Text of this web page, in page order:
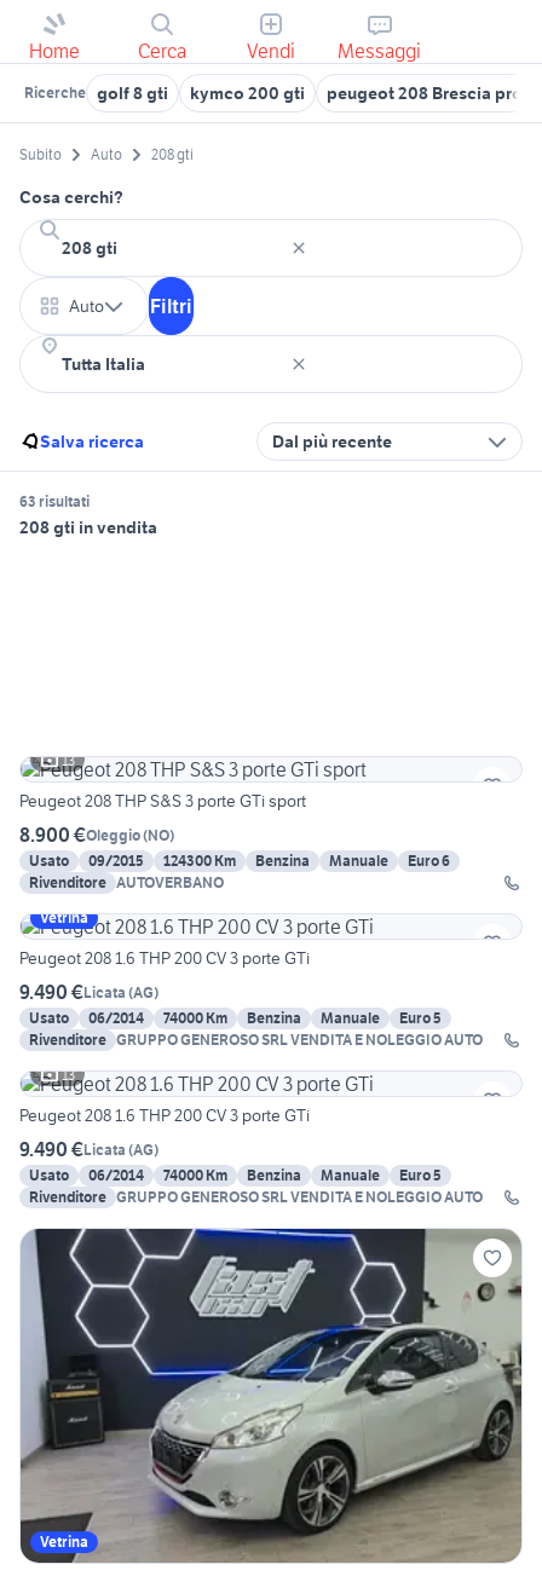
Home Cerca Vendi Messaggi
Ricerche golf 8 gti kymco 200 gti peugeot 208 Brescia
Subito Auto 208 gti
Cosa cerchi?
Auto Filtri
Salva ricerca Dal più recente
63 risultati
208 gti in vendita
13
Peugeot 208 THP S&S 3 porte GTi sport
8.900 €Oleggio(NO)
Usato
09/2015 124300 Km Benzina Manuale
Euro 6
Rivenditore AUTOVERBANO
Vetrina
Peugeot 208 1.6 THP 200 CV 3 porte GTi
9.490 €Licata (AG)
Usato
06/2014 74000 Km Benzina Manuale
Euro 5
Rivenditore GRUPPO GENEROSO SRL VENDITA E NOLEGGIO AUTO
13
Peugeot 208 1.6 THP 200 CV 3 porte GTi
9.490 €Licata (AG)
Usato
06/2014 74000 Km Benzina Manuale
Euro 5
Rivenditore GRUPPO GENEROSO SRL VENDITA E NOLEGGIO AUTO
Vetrina